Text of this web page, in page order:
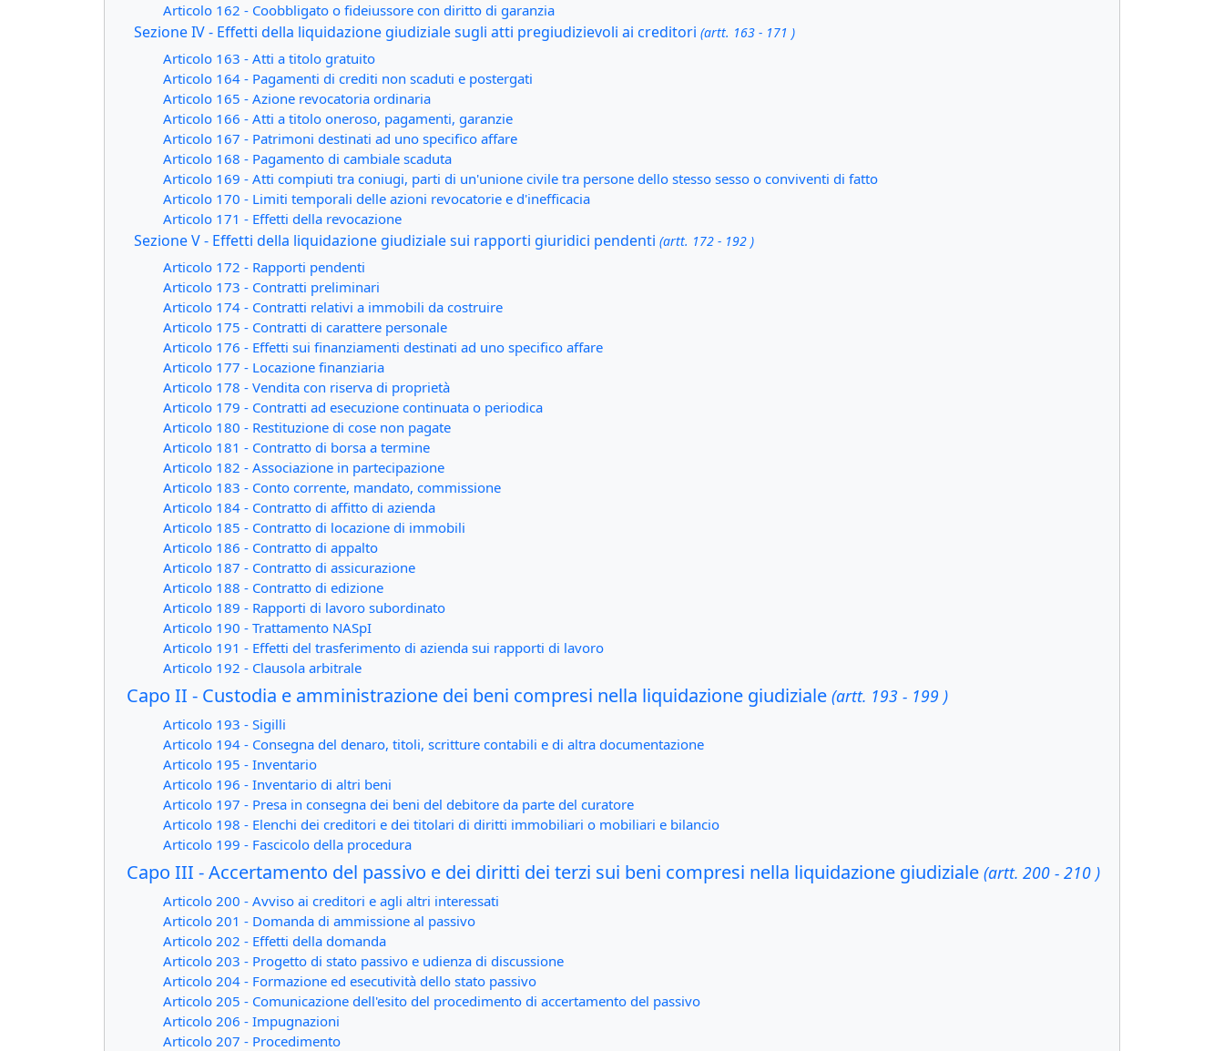
Articolo 162 - Coobbligato o fideiussore con diritto di garanzia
Sezione IV - Effetti della liquidazione giudiziale sugli atti pregiudizievoli ai creditori (artt. 163 - 171 )
Articolo 163 - Atti a titolo gratuito
Articolo 164 - Pagamenti di crediti non scaduti e postergati
Articolo 165 - Azione revocatoria ordinaria
Articolo 166 - Atti a titolo oneroso, pagamenti, garanzie
Articolo 167 - Patrimoni destinati ad uno specifico affare
Articolo 168 - Pagamento di cambiale scaduta
Articolo 169 - Atti compiuti tra coniugi, parti di un'unione civile tra persone dello stesso sesso o conviventi di fatto
Articolo 170 - Limiti temporali delle azioni revocatorie e d'inefficacia
Articolo 171 - Effetti della revocazione
Sezione V - Effetti della liquidazione giudiziale sui rapporti giuridici pendenti (artt. 172 - 192 )
Articolo 172 - Rapporti pendenti
Articolo 173 - Contratti preliminari
Articolo 174 - Contratti relativi a immobili da costruire
Articolo 175 - Contratti di carattere personale
Articolo 176 - Effetti sui finanziamenti destinati ad uno specifico affare
Articolo 177 - Locazione finanziaria
Articolo 178 - Vendita con riserva di proprietà
Articolo 179 - Contratti ad esecuzione continuata o periodica
Articolo 180 - Restituzione di cose non pagate
Articolo 181 - Contratto di borsa a termine
Articolo 182 - Associazione in partecipazione
Articolo 183 - Conto corrente, mandato, commissione
Articolo 184 - Contratto di affitto di azienda
Articolo 185 - Contratto di locazione di immobili
Articolo 186 - Contratto di appalto
Articolo 187 - Contratto di assicurazione
Articolo 188 - Contratto di edizione
Articolo 189 - Rapporti di lavoro subordinato
Articolo 190 - Trattamento NASpI
Articolo 191 - Effetti del trasferimento di azienda sui rapporti di lavoro
Articolo 192 - Clausola arbitrale
Capo II - Custodia e amministrazione dei beni compresi nella liquidazione giudiziale (artt. 193 - 199 )
Articolo 193 - Sigilli
Articolo 194 - Consegna del denaro, titoli, scritture contabili e di altra documentazione
Articolo 195 - Inventario
Articolo 196 - Inventario di altri beni
Articolo 197 - Presa in consegna dei beni del debitore da parte del curatore
Articolo 198 - Elenchi dei creditori e dei titolari di diritti immobiliari o mobiliari e bilancio
Articolo 199 - Fascicolo della procedura
Capo III - Accertamento del passivo e dei diritti dei terzi sui beni compresi nella liquidazione giudiziale (artt. 200 - 210 )
Articolo 200 - Avviso ai creditori e agli altri interessati
Articolo 201 - Domanda di ammissione al passivo
Articolo 202 - Effetti della domanda
Articolo 203 - Progetto di stato passivo e udienza di discussione
Articolo 204 - Formazione ed esecutività dello stato passivo
Articolo 205 - Comunicazione dell'esito del procedimento di accertamento del passivo
Articolo 206 - Impugnazioni
Articolo 207 - Procedimento